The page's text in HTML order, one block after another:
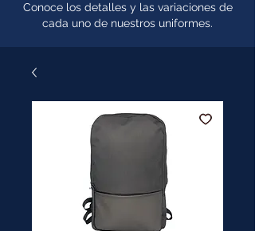
Conoce los detalles y las variaciones de
cada uno de nuestros uniformes.